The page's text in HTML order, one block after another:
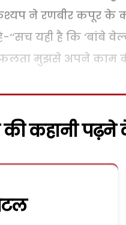
ने रणबीर कपूर के
यही है कि ‘बांबे
मुझसे अपने काम की
कहानी पढ़ने